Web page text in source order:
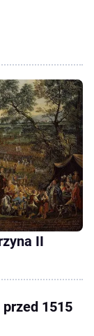
II
1515